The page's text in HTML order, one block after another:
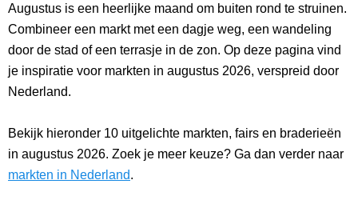
Augustus is een heerlijke maand om buiten rond te struinen.
Combineer een markt met een dagje weg, een wandeling
door de stad of een terrasje in de zon. Op deze pagina vind
je inspiratie voor markten in augustus 2026, verspreid door
Nederland.
Bekijk hieronder 10 uitgelichte markten, fairs en braderieën
in augustus 2026. Zoek je meer keuze? Ga dan verder naar
markten in Nederland.